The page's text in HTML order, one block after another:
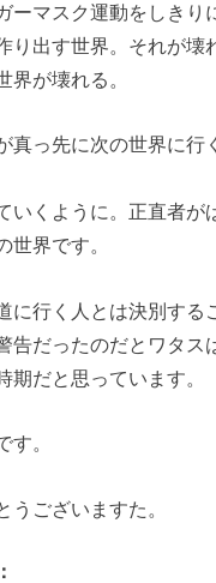
ーマスク運動をしきり
り出す世界。それが壊
界が壊れる。
真っ先に次の世界に行
いくように。正直者が
世界です。
に行く人とは決別する
告だったのだとワタス
期だと思っています。
す。
うございますた。